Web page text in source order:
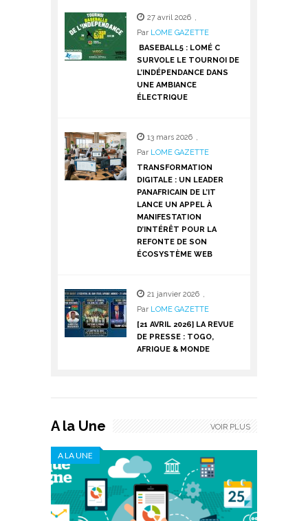
27 avril 2026 ,
Par LOME GAZETTE
BASEBALL5 : LOMÉ C
SURVOLE LE TOURNOI DE
L’INDÉPENDANCE DANS
UNE AMBIANCE
ÉLECTRIQUE
13 mars 2026 ,
Par LOME GAZETTE
TRANSFORMATION
DIGITALE : UN LEADER
PANAFRICAIN DE L’IT
LANCE UN APPEL À
MANIFESTATION
D’INTÉRÊT POUR LA
REFONTE DE SON
ÉCOSYSTÈME WEB
21 janvier 2026 ,
Par LOME GAZETTE
[21 AVRIL 2026] LA REVUE
DE PRESSE : TOGO,
AFRIQUE & MONDE
A la Une
A LA UNE
VOIR PLUS